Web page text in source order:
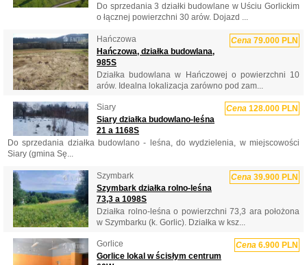
Do sprzedania 3 działki budowlane w Uściu Gorlickim
o łącznej powierzchni 30 arów. Dojazd ...
Hańczowa Cena 79.000 PLN
Hańczowa, działka budowlana,
985S
Działka budowlana w Hańczowej o powierzchni 10
arów. Idealna lokalizacja zarówno pod zam...
Siary Cena 128.000 PLN
Siary działka budowlano-leśna
21 a 1168S
Do sprzedania działka budowlano - leśna, do wydzielenia, w miejscowości
Siary (gmina Sę...
Szymbark Cena 39.900 PLN
Szymbark działka rolno-leśna
73,3 a 1098S
Działka rolno-leśna o powierzchni 73,3 ara położona
w Szymbarku (k. Gorlic). Działka w ksz...
Gorlice Cena 6.900 PLN
Gorlice lokal w ścisłym centrum